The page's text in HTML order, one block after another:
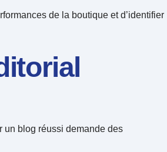
de la boutique et d’identifier
un blog réussi demande des